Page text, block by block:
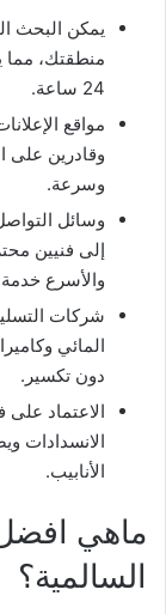
يمكن البحث
منطقتك، مما
24 ساعة.
مواقع
وقادرين على
وسرعة.
وسائل
إلى فنيين
والأسرع
شركات
المائي
دون تكسير.
الاعتماد
الانسدادات
الأنابيب.
ماهي
السالمية؟